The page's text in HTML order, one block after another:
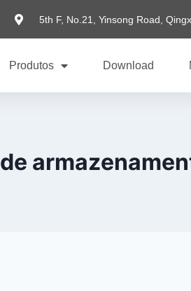
5th F, No.21, Yinsong Road,
Produtos Download